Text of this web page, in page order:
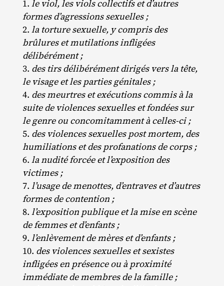
le viol, les viols collectifs et d’autres
formes d’agressions sexuelles ;
la torture sexuelle, y compris des
brûlures et mutilations infligées
délibérément ;
des tirs délibérément dirigés vers la tête,
le visage et les parties génitales ;
des meurtres et exécutions commis à la
suite de violences sexuelles et fondées sur
le genre ou concomitamment à celles-ci ;
des violences sexuelles post mortem, des
humiliations et des profanations de corps ;
la nudité forcée et l’exposition des
victimes ;
l’usage de menottes, d’entraves et d’autres
formes de contention ;
l’exposition publique et la mise en scène
de femmes et d’enfants ;
l’enlèvement de mères et d’enfants ;
des violences sexuelles et sexistes
infligées en présence ou à proximité
immédiate de membres de la famille ;